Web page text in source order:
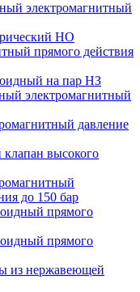
электромагнитный
НО
прямого действия
на пар НЗ
электромагнитный
давление
высокого
до 150 бар
прямого
прямого
из нержавеющей